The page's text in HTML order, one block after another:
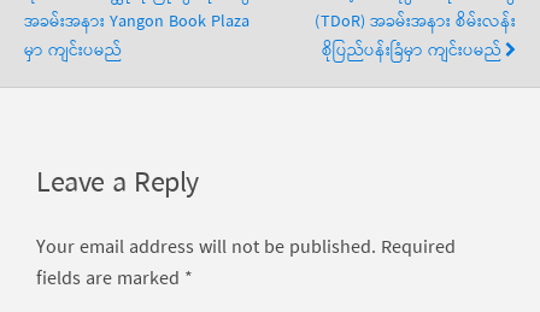
အခမ်းအနား Yangon Book Plaza
မှာ ကျင်းပမည်
(TDoR) အခမ်းအနား စိမ်းလန်း
စိုပြည်ပန်းခြံမှာ ကျင်းပမည်
Leave a Reply
Your email address will not be published. Required
fields are marked *